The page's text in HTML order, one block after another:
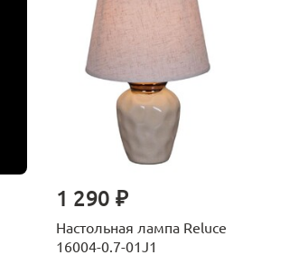
1 290 ₽
Настольная лампа Reluce
16004-0.7-01J1